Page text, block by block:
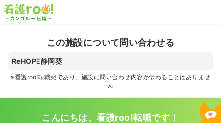
この施設について問い合わせる
ReHOPE静岡葵
※看護roo!転職宛であり、施設に問い合わせ内容が伝わることはありませ
ん
こんにちは、看護roo!転職です！